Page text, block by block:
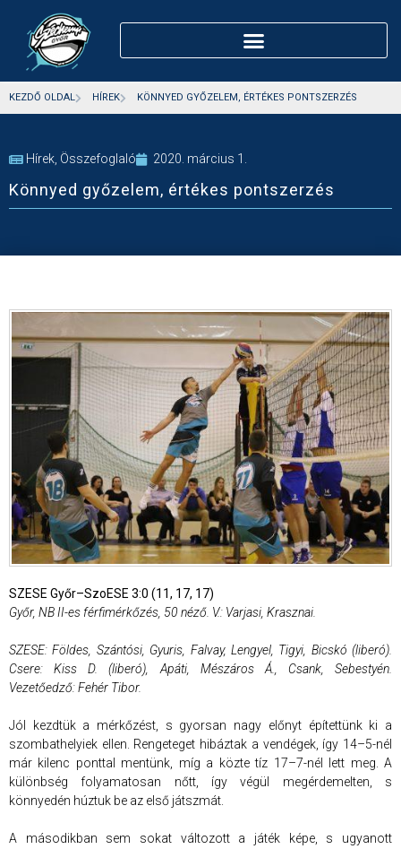
KEZDŐ OLDAL HÍREK KÖNNYED GYŐZELEM, ÉRTÉKES PONTSZERZÉS
Hírek Összefoglaló 2020. március 1.
Könnyed győzelem, értékes pontszerzés
SZESE Győr–SzoESE 3:0 (11, 17, 17)
Győr, NB II-es férfimérkőzés, 50 néző. V.: Varjasi, Krasznai.
SZESE: Földes, Szántósi, Gyuris, Falvay, Lengyel, Tigyi, Bicskó (liberó).
Csere: Kiss D. (liberó), Apáti, Mészáros Á., Csank, Sebestyén.
Vezetőedző: Fehér Tibor.
Jól kezdtük a mérkőzést, s gyorsan nagy előnyt építettünk ki a
szombathelyiek ellen. Rengeteget hibáztak a vendégek, így 14–5-nél
már kilenc ponttal mentünk, míg a közte tíz 17–7-nél lett meg. A
különbség folyamatosan nőtt, így végül megérdemelten, s
könnyedén húztuk be az első játszmát.
A másodikban sem sokat változott a játék képe, s ugyanott